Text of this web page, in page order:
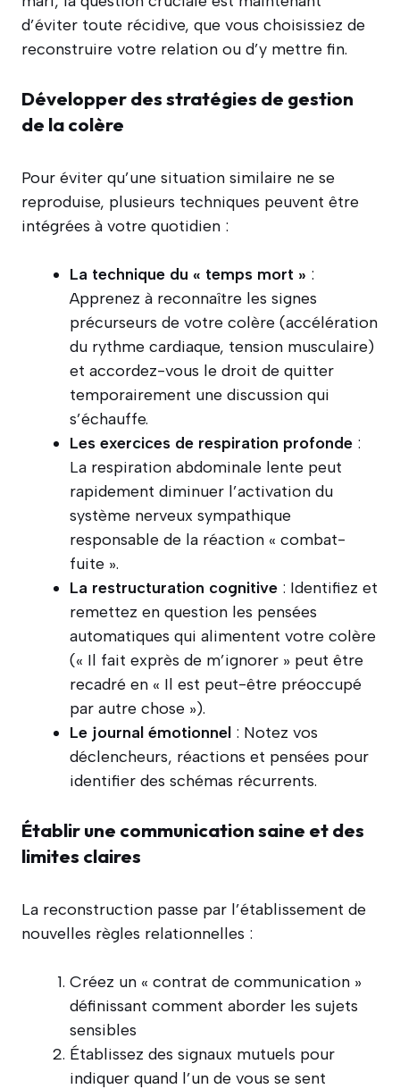
d’éviter toute récidive, que vous choisissiez de
reconstruire votre relation ou d’y mettre fin.
Développer des stratégies de gestion
de la colère
Pour éviter qu’une situation similaire ne se
reproduise, plusieurs techniques peuvent être
intégrées à votre quotidien :
La technique du « temps mort » :
Apprenez à reconnaître les signes
précurseurs de votre colère (accélération
du rythme cardiaque, tension musculaire)
et accordez-vous le droit de quitter
temporairement une discussion qui
s’échauffe.
Les exercices de respiration profonde :
La respiration abdominale lente peut
rapidement diminuer l’activation du
système nerveux sympathique
responsable de la réaction « combat-
fuite ».
La restructuration cognitive : Identifiez et
remettez en question les pensées
automatiques qui alimentent votre colère
(« Il fait exprès de m’ignorer » peut être
recadré en « Il est peut-être préoccupé
par autre chose »).
Le journal émotionnel : Notez vos
déclencheurs, réactions et pensées pour
identifier des schémas récurrents.
Établir une communication saine et des
limites claires
La reconstruction passe par l’établissement de
nouvelles règles relationnelles :
Créez un « contrat de communication »
définissant comment aborder les sujets
sensibles
Établissez des signaux mutuels pour
indiquer quand l’un de vous se sent